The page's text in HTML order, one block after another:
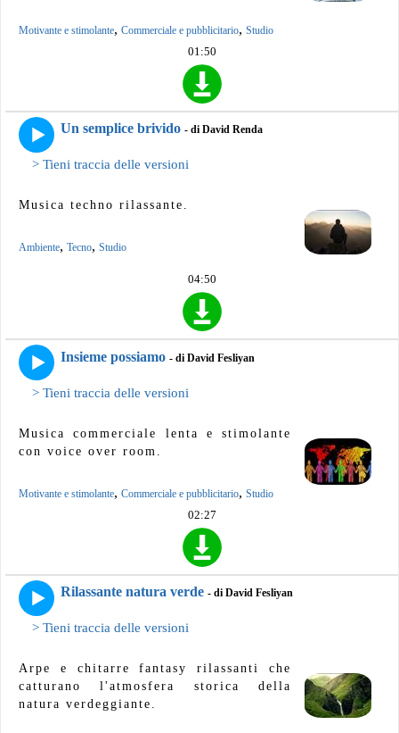
Motivante e stimolante, Commerciale e pubblicitario, Studio
01:50
Un semplice brivido - di David Renda
> Tieni traccia delle versioni
Musica techno rilassante.
Ambiente, Tecno, Studio
04:50
Insieme possiamo - di David Fesliyan
> Tieni traccia delle versioni
Musica commerciale lenta e stimolante
con voice over room.
Motivante e stimolante, Commerciale e pubblicitario, Studio
02:27
Rilassante natura verde - di David Fesliyan
> Tieni traccia delle versioni
Arpe e chitarre fantasy rilassanti che
catturano l'atmosfera storica della
natura verdeggiante.